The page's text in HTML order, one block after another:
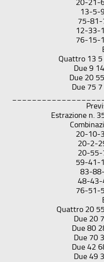
20-21-
13-5-
75-
12-33-
76-15-
Quattro 13
Due 9
Due 20
Due 75
Estrazione n.
20-10-
20-2-
20-
59-41-
83-
48-
76-51-
Quattro 20
Due 20
Due 80
Due 70
Due 42
Due 49